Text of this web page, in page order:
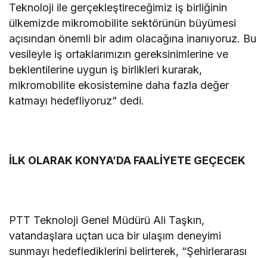
Teknoloji ile gerçekleştireceğimiz iş birliğinin
ülkemizde mikromobilite sektörünün büyümesi
açısından önemli bir adım olacağına inanıyoruz. Bu
vesileyle iş ortaklarımızın gereksinimlerine ve
beklentilerine uygun iş birlikleri kurarak,
mikromobilite ekosistemine daha fazla değer
katmayı hedefliyoruz” dedi.
İLK OLARAK KONYA’DA FAALİYETE GEÇECEK
PTT Teknoloji Genel Müdürü Ali Taşkın,
vatandaşlara uçtan uca bir ulaşım deneyimi
sunmayı hedeflediklerini belirterek, “Şehirlerarası